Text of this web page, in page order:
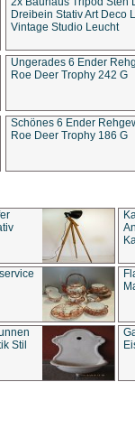
Dreibein Stativ Art Deco
Vintage Studio Leucht
Ungerades 6 Ender
Roe Deer Trophy 242 G
Schönes 6 Ender
Roe Deer Trophy 186 G
Stil